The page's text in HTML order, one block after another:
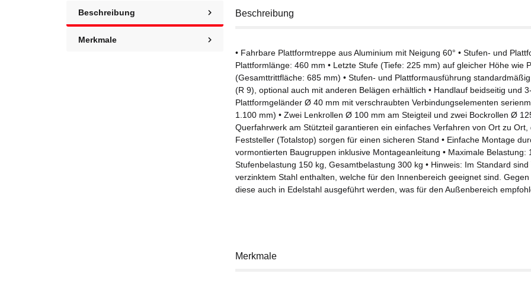
Beschreibung
Merkmale
Beschreibung
• Fahrbare Plattformtreppe aus Aluminium mit Neigung 60° • Stufen- und
Plattformlänge: 460 mm • Letzte Stufe (Tiefe: 225 mm) auf gleicher Höhe wie
(Gesamttrittfläche: 685 mm) • Stufen- und Plattformausführung
(R 9), optional auch mit anderen Belägen erhältlich • Handlauf beidseitig und
Plattformgeländer Ø 40 mm mit verschraubten Verbindungselementen
1.100 mm) • Zwei Lenkrollen Ø 100 mm am Steigteil und zwei Bockrollen Ø
Querfahrwerk am Stützteil garantieren ein einfaches Verfahren von Ort zu Ort,
Feststeller (Totalstop) sorgen für einen sicheren Stand • Einfache Montage
vormontierten Baugruppen inklusive Montageanleitung • Maximale Belastung:
Stufenbelastung 150 kg, Gesamtbelastung 300 kg • Hinweis: Im Standard
verzinktem Stahl enthalten, welche für den Innenbereich geeignet sind.
diese auch in Edelstahl ausgeführt werden, was für den Außenbereich
Merkmale